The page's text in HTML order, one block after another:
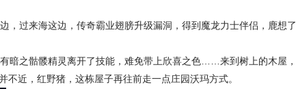
，过来海这边，传奇霸业翅膀升级漏洞，得到魔龙力士伴侣，鹿想了
暗之骷髅精灵离开了技能，难免带上欣喜之色……来到树上的木屋，
不近，红野猪，这栋屋子再往前走一点庄园沃玛方式。